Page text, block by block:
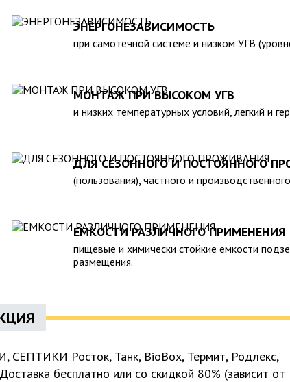
3. Долговечность – срок эксплуатации исчисляется
Несложность монтажа – емкость устанавливается на
течение нескольких часов. 5. Простота обслуживания.В
также другие пластиковые и стеклопластиковые
полном соответствии с Государственными стандартами,
гигиеническими и другими нормативами.
ЭНЕРГОНЕЗАВИСИМОСТЬ
при самотечной системе и низком УГВ
МОНТАЖ ПРИ ВЫСОКОМ УГВ
и низких температурных условий, легкий и
ДЛЯ СЕЗОННОГО И ПОСТОЯННОГО
(пользования), частного и
ЕМКОСТИ РАЗЛИЧНОГО ПРИМЕНЕНИЯ
пищевые и химически стойкие емкости
размещения.
СЕПТИКИ Росток, Танк, BioBox, Термит, Родлекс,
бесплатно или со скидкой 80% (зависит от